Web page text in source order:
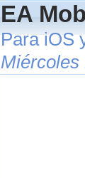
EA
Para iOS
Miércoles